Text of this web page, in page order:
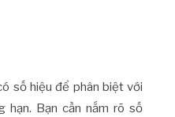
số hiệu để phân biệt với
hạn. Bạn cần nắm rõ số